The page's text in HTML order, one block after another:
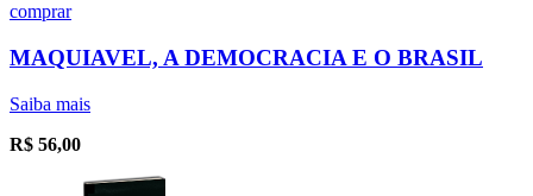
comprar
MAQUIAVEL, A DEMOCRACIA E O BRASIL
Saiba mais
R$ 56,00